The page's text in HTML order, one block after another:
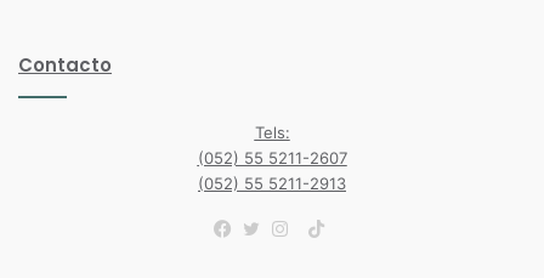
Contacto
Tels:
(052) 55 5211-2607
(052) 55 5211-2913
TikTok